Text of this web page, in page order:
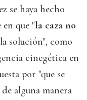
se haya hecho
que "la caza no
solución", como
cinegética en
por "que se
alguna manera